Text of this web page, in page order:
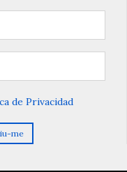
de Privacidad